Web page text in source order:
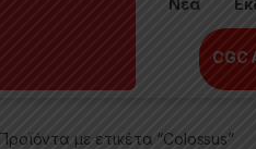
CGC
Προϊόντα με ετικέτα “Colossus”